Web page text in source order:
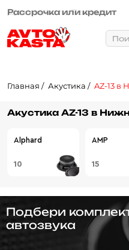
Рассрочка или кредит
Главная Акустика AZ-13 в
Акустика AZ-13 в
Alphard
10
AMP
15
Подбери
автозвука